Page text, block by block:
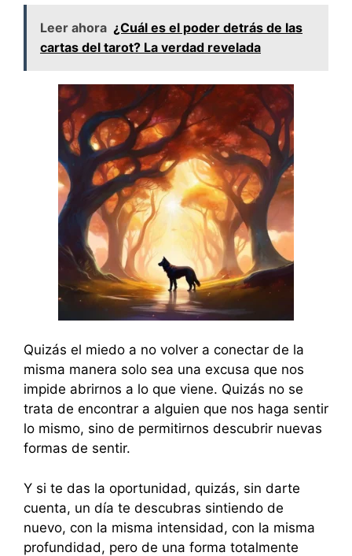
Leer ahora ¿Cuál es el poder detrás de las
cartas del tarot? La verdad revelada
Quizás el miedo a no volver a conectar de la
misma manera solo sea una excusa que nos
impide abrirnos a lo que viene. Quizás no se
trata de encontrar a alguien que nos haga sentir
lo mismo, sino de permitirnos descubrir nuevas
formas de sentir.
Y si te das la oportunidad, quizás, sin darte
cuenta, un día te descubras sintiendo de
nuevo, con la misma intensidad, con la misma
profundidad, pero de una forma totalmente